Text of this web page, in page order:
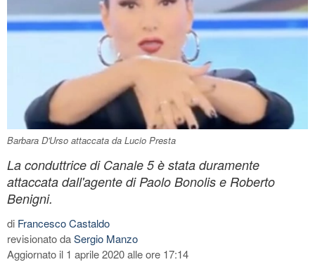
Barbara D'Urso attaccata da Lucio Presta
La conduttrice di Canale 5 è stata duramente
attaccata dall'agente di Paolo Bonolis e Roberto
Benigni.
di Francesco Castaldo
revisionato daSergio Manzo
Aggiornato il 1 aprile 2020 alle ore 17:14